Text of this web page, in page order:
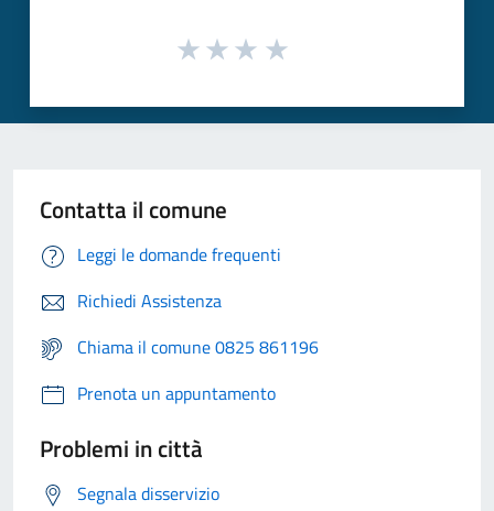
Contatta il comune
Leggi le domande frequenti
Richiedi Assistenza
Chiama il comune 0825 861196
Prenota un appuntamento
Problemi in città
Segnala disservizio